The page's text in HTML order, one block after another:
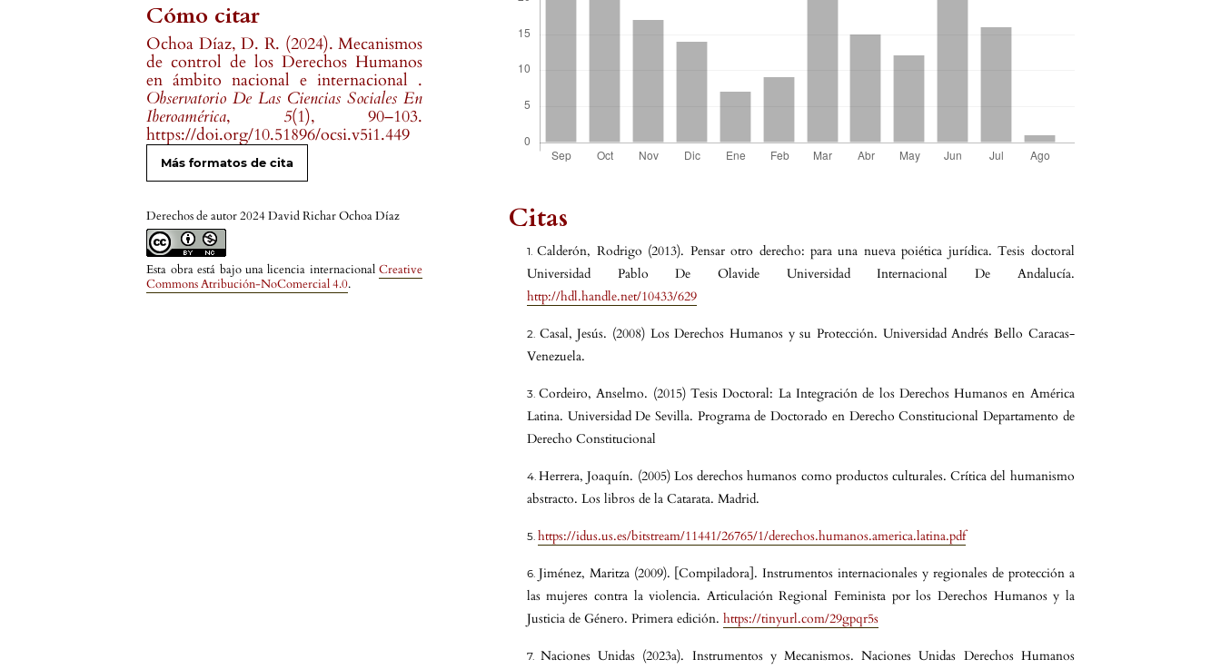
Cómo citar
Ochoa Díaz, D. R. (2024). Mecanismos
de control de los Derechos Humanos
en ámbito nacional e internacional .
Observatorio De Las Ciencias Sociales En
Iberoamérica, 5(1), 90–103.
https://doi.org/10.51896/ocsi.v5i1.449
Más formatos de cita
Derechos de autor 2024 David Richar Ochoa Díaz
Esta obra está bajo una licencia internacionalCreative
Commons Atribución-NoComercial 4.0.
Citas
Calderón, Rodrigo (2013). Pensar otro derecho: para una nueva poiética jurídica. Tesis doctoral
Universidad Pablo De Olavide Universidad Internacional De Andalucía.
http://hdl.handle.net/10433/629
Casal, Jesús. (2008) Los Derechos Humanos y su Protección. Universidad Andrés Bello Caracas-
Venezuela.
Cordeiro, Anselmo. (2015) Tesis Doctoral: La Integración de los Derechos Humanos en América
Latina. Universidad De Sevilla. Programa de Doctorado en Derecho Constitucional Departamento de
Derecho Constitucional
Herrera, Joaquín. (2005) Los derechos humanos como productos culturales. Crítica del humanismo
abstracto. Los libros de la Catarata. Madrid.
https://idus.us.es/bitstream/11441/26765/1/derechos.humanos.america.latina.pdf
Jiménez, Maritza (2009). [Compiladora]. Instrumentos internacionales y regionales de protección a
las mujeres contra la violencia. Articulación Regional Feminista por los Derechos Humanos y la
Justicia de Género. Primera edición. https://tinyurl.com/29gpqr5s
Naciones Unidas (2023a). Instrumentos y Mecanismos. Naciones Unidas Derechos Humanos